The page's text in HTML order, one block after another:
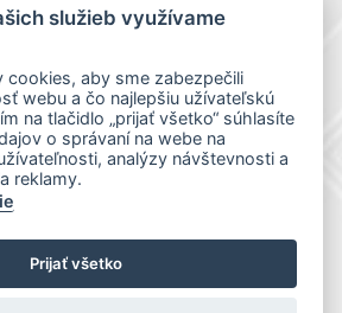
70200 Ostrava
služieb využívame
cookies, aby sme zabezpečili
webu a čo najlepšiu užívateľskú
na tlačidlo „prijať všetko“ súhlasíte
o správaní na webe na
analýzy návštevnosti a
reklamy.
Prijať všetko